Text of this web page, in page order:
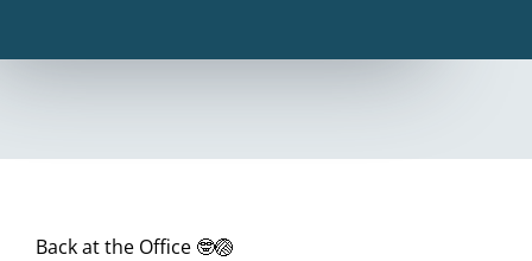
Back at the Office 🤓🏐